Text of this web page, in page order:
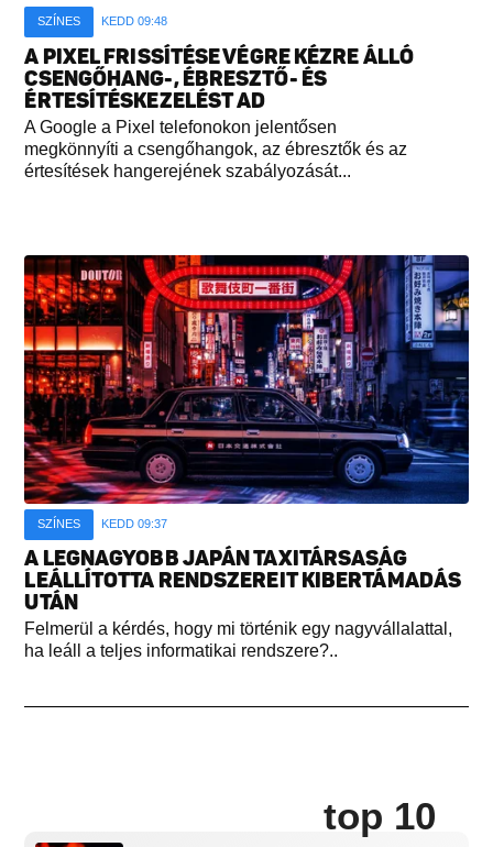
SZÍNES KEDD 09:48
A PIXEL FRISSÍTÉSE VÉGRE KÉZRE ÁLLÓ
CSENGŐHANG-, ÉBRESZTŐ- ÉS
ÉRTESÍTÉSKEZELÉST AD
A Google a Pixel telefonokon jelentősen
megkönnyíti a csengőhangok, az ébresztők és az
értesítések hangerejének szabályozását...
SZÍNES KEDD 09:37
A LEGNAGYOBB JAPÁN TAXITÁRSASÁG
LEÁLLÍTOTTA RENDSZEREIT KIBERTÁMADÁS
UTÁN
Felmerül a kérdés, hogy mi történik egy nagyvállalattal,
ha leáll a teljes informatikai rendszere?..
top 10